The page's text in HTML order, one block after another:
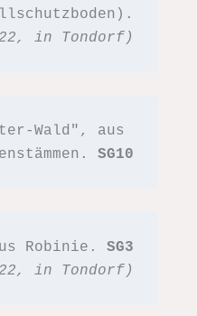
in Tondorf)
Wald", aus
SG10
Robinie. SG3
in Tondorf)